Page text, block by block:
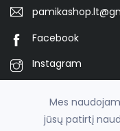
Facebook
Instagram
Mes
jūsų patirtį